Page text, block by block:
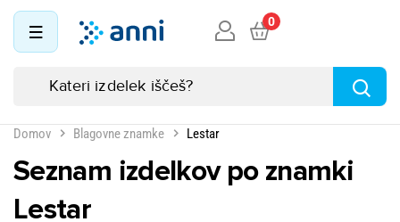
0
Domov Blagovne znamke Lestar
Seznam izdelkov po znamki
Lestar